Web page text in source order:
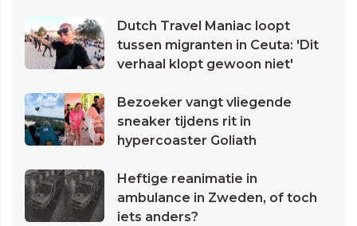
Dutch Travel Maniac loopt
tussen migranten in Ceuta: 'Dit
verhaal klopt gewoon niet'
Bezoeker vangt vliegende
sneaker tijdens rit in
hypercoaster Goliath
Heftige reanimatie in
ambulance in Zweden, of toch
iets anders?